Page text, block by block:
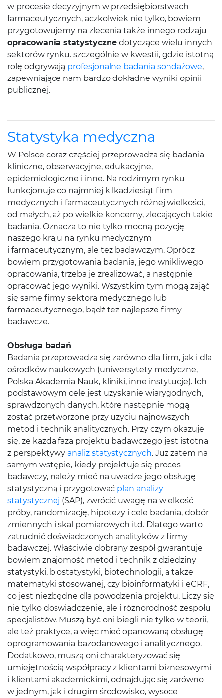
w procesie decyzyjnym w przedsiębiorstwach
farmaceutycznych, aczkolwiek nie tylko, bowiem
przygotowujemy na zlecenia także innego rodzaju
opracowania statystyczne dotyczące wielu innych
sektorów rynku. szczególnie w kwestii, gdzie istotną
rolę odgrywają profesjonalne badania sondażowe,
zapewniające nam bardzo dokładne wyniki opinii
publicznej.
Statystyka medyczna
W Polsce coraz częściej przeprowadza się badania
kliniczne, obserwacyjne, edukacyjne,
epidemiologiczne i inne. Na rodzimym rynku
funkcjonuje co najmniej kilkadziesiąt firm
medycznych i farmaceutycznych różnej wielkości,
od małych, aż po wielkie koncerny, zlecających takie
badania. Oznacza to nie tylko mocną pozycję
naszego kraju na rynku medycznym
i farmaceutycznym, ale też badawczym. Oprócz
bowiem przygotowania badania, jego wnikliwego
opracowania, trzeba je zrealizować, a następnie
opracować jego wyniki. Wszystkim tym mogą zająć
się same firmy sektora medycznego lub
farmaceutycznego, bądź też najlepsze firmy
badawcze.
Obsługa badań
Badania przeprowadza się zarówno dla firm, jak i dla
ośrodków naukowych (uniwersytety medyczne,
Polska Akademia Nauk, kliniki, inne instytucje). Ich
podstawowym cele jest uzyskanie wiarygodnych,
sprawdzonych danych, które następnie mogą
zostać przetworzone przy użyciu najnowszych
metod i technik analitycznych. Przy czym okazuje
się, że każda faza projektu badawczego jest istotna
z perspektywy analiz statystycznych. Już zatem na
samym wstępie, kiedy projektuje się proces
badawczy, należy mieć na uwadze jego obsługę
statystyczną i przygotować plan analizy
statystycznej (SAP), zwrócić uwagę na wielkość
próby, randomizację, hipotezy i cele badania, dobór
zmiennych i skal pomiarowych itd. Dlatego warto
zatrudnić doświadczonych analityków z firmy
badawczej. Właściwie dobrany zespół gwarantuje
bowiem znajomość metod i technik z dziedziny
statystyki, biostatystyki, biotechnologii, a także
matematyki stosowanej, czy bioinformatyki i eCRF,
co jest niezbędne dla powodzenia projektu. Liczy się
nie tylko doświadczenie, ale i różnorodność zespołu
specjalistów. Muszą być oni biegli nie tylko w teorii,
ale też praktyce, a więc mieć opanowaną obsługę
oprogramowania bazodanowego i analitycznego.
Dodatkowo, muszą oni charakteryzować się
umiejętnością współpracy z klientami biznesowymi
i klientami akademickimi, odnajdując się zarówno
w jednym, jak i drugim środowisko, wysoce